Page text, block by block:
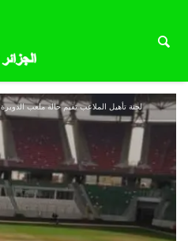
لجنة تأهيل الملاعب تقيم حالة ملعب الدويرة